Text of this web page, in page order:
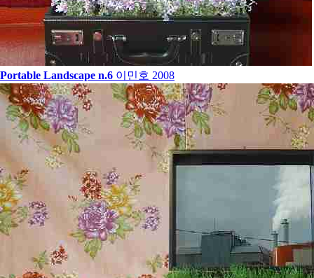
Portable Landscape n.6 이민호 2008